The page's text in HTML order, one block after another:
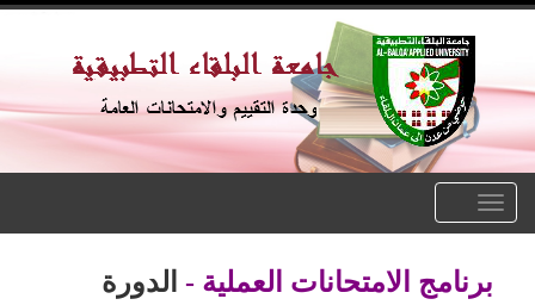
navigation
برنامج الامتحانات العملية - الدورة